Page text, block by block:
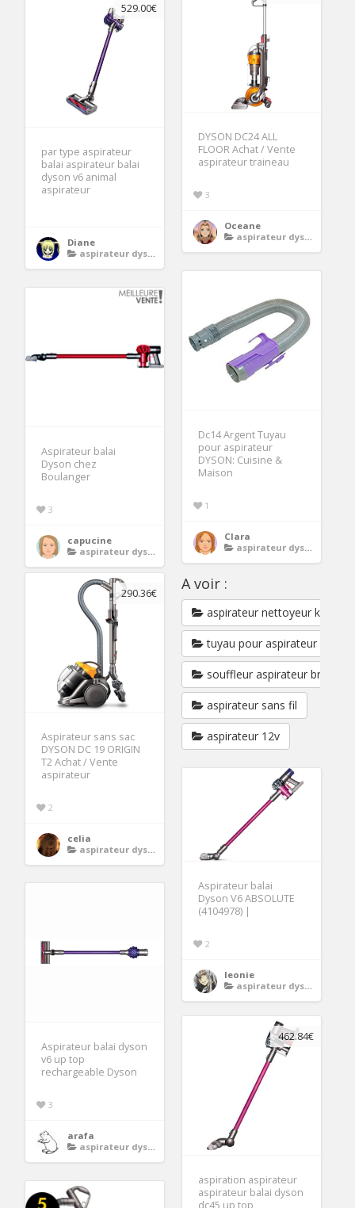
DYSON DC24 ALL
FLOOR Achat / Vente
aspirateur traineau
3
Oceane
aspirateur dyson
529.00€
par type aspirateur
balai aspirateur balai
dyson v6 animal
aspirateur
Diane
aspirateur dyson
Dc14 Argent Tuyau
pour aspirateur
DYSON: Cuisine &
Maison
1
Clara
aspirateur dyson
Aspirateur balai
Dyson chez
Boulanger
3
capucine
aspirateur dyson
A voir :
aspirateur nettoyeur karcher
tuyau pour aspirateur
souffleur aspirateur broyeur
aspirateur sans fil
aspirateur 12v
290.36€
Aspirateur sans sac
DYSON DC 19 ORIGIN
T2 Achat / Vente
aspirateur
2
celia
aspirateur dyson
Aspirateur balai
Dyson V6 ABSOLUTE
(4104978) |
2
leonie
aspirateur dyson
Aspirateur balai dyson
v6 up top
rechargeable Dyson
3
arafa
aspirateur dyson
462.84€
aspiration aspirateur
aspirateur balai dyson